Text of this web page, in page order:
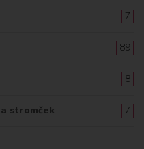
7
89
8
stromček 7